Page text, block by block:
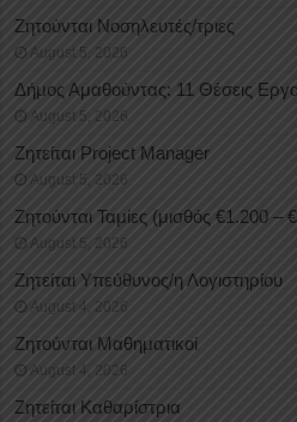
Ζητούνται Νοσηλευτές/τριες
August 5, 2026
Δήμος Αμαθούντας: 11 Θέσεις
August 5, 2026
Ζητείται Project Manager
August 5, 2026
Ζητούνται Ταμίες (μισθός €1.200 –
August 5, 2026
Ζητείται Υπεύθυνος/η Λογιστηρίου
August 4, 2026
Ζητούνται Μαθηματικοί
August 4, 2026
Ζητείται Καθαρίστρια